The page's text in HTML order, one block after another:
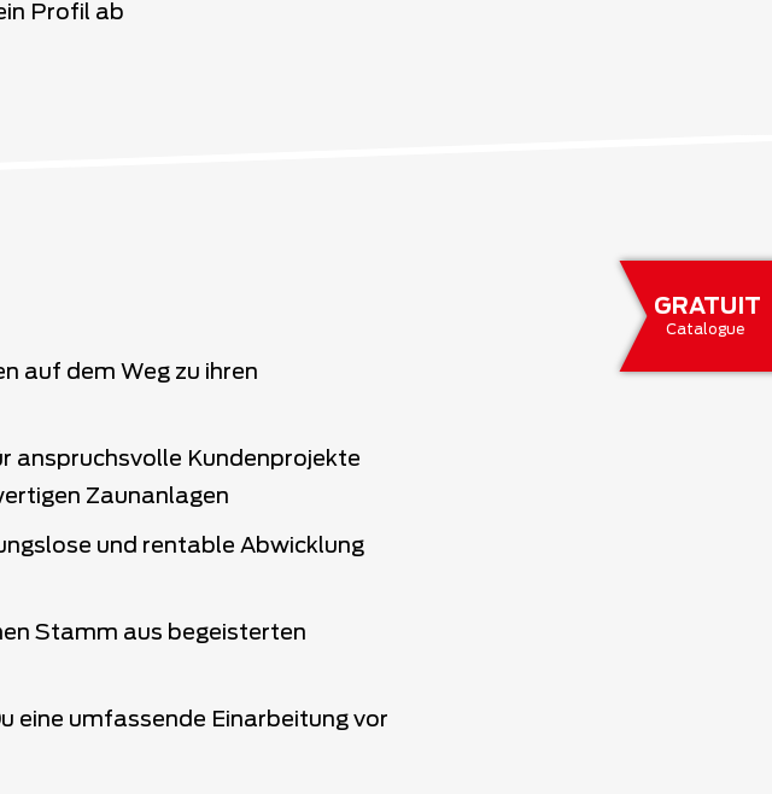
GRATUIT
Catalogue
Profil ab
auf dem Weg zu ihren
anspruchsvolle Kundenprojekte
Zaunanlagen
und rentable Abwicklung
Stamm aus begeisterten
eine umfassende Einarbeitung vor